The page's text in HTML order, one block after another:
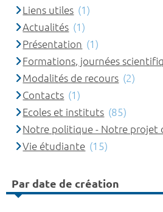
Liens utiles (1)
Actualités (1)
Présentation (1)
Formations, journées
Modalités de recours (2)
Contacts (1)
Ecoles et instituts (85)
Notre politique - Notre projet
Vie étudiante (15)
Par date de création